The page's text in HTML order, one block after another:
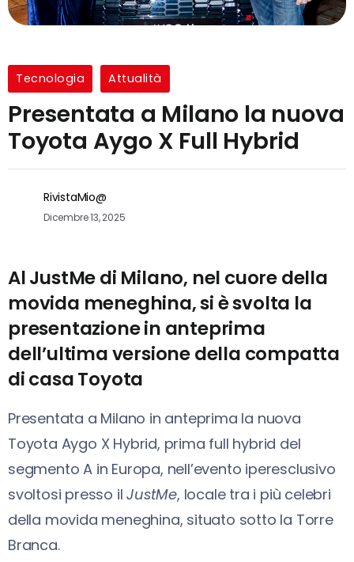
Tecnologia Attualità
Presentata a Milano la nuova
Toyota Aygo X Full Hybrid
RivistaMio@
Dicembre 13, 2025
Al JustMe di Milano, nel cuore della
movida meneghina, si è svolta la
presentazione in anteprima
dell’ultima versione della compatta
di casa Toyota
Presentata a Milano in anteprima la nuova
Toyota Aygo X Hybrid, prima full hybrid del
segmento A in Europa, nell’evento iperesclusivo
svoltosi presso ilJustMe, locale tra i più celebri
della movida meneghina, situato sotto la Torre
Branca.